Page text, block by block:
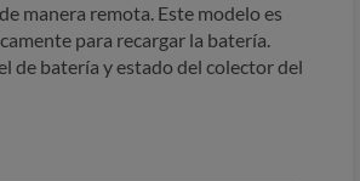
manera remota. Este modelo es
para recargar la batería.
de batería y estado del colector del